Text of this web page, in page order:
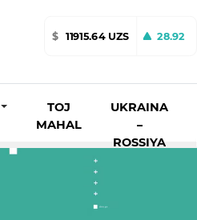
$ 11915.64 UZS 28.92
TOJ
MAHAL
UKRAINA
–
ROSSIYA